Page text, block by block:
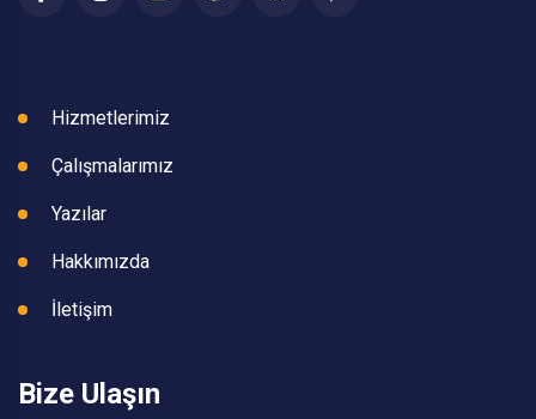
Hizmetlerimiz
Çalışmalarımız
Yazılar
Hakkımızda
İletişim
Bize Ulaşın